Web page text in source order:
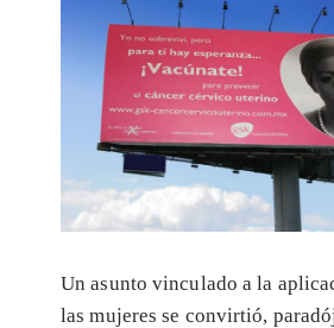
Un asunto vinculado a la
las mujeres se convirtió,